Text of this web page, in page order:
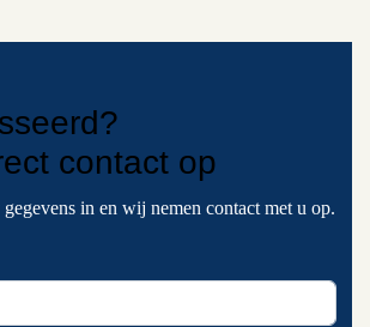
contact op
in en wij nemen contact met u op.